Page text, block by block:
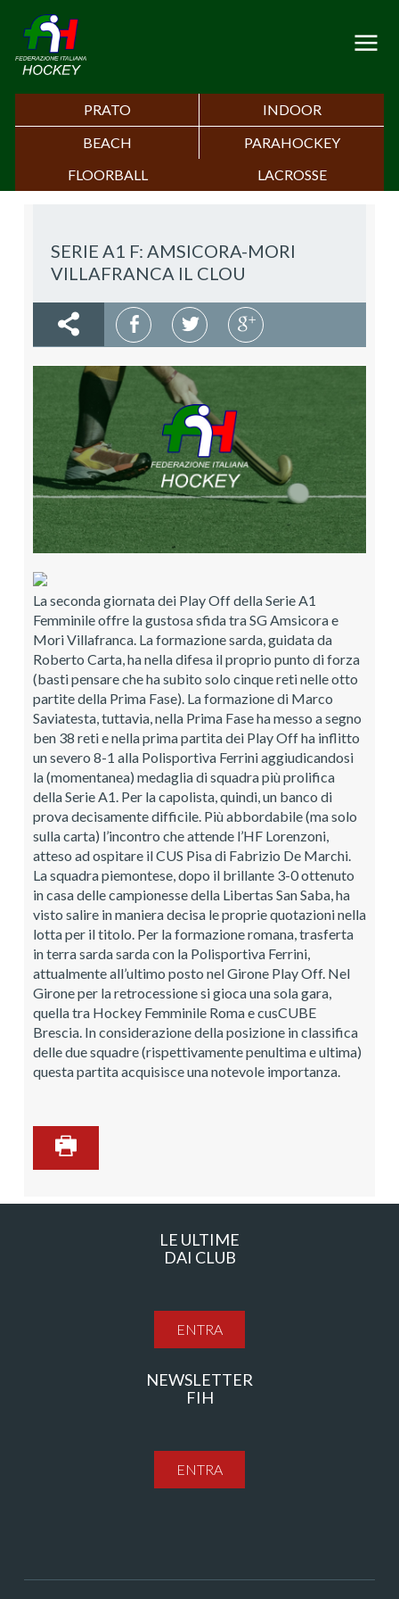
PRATO
INDOOR
BEACH
PARAHOCKEY
FLOORBALL
LACROSSE
SERIE A1 F: AMSICORA-MORI
VILLAFRANCA IL CLOU
La seconda giornata dei Play Off della Serie A1
Femminile offre la gustosa sfida tra SG Amsicora e
Mori Villafranca. La formazione sarda, guidata da
Roberto Carta, ha nella difesa il proprio punto di forza
(basti pensare che ha subito solo cinque reti nelle otto
partite della Prima Fase). La formazione di Marco
Saviatesta, tuttavia, nella Prima Fase ha messo a segno
ben 38 reti e nella prima partita dei Play Off ha inflitto
un severo 8-1 alla Polisportiva Ferrini aggiudicandosi
la (momentanea) medaglia di squadra più prolifica
della Serie A1. Per la capolista, quindi, un banco di
prova decisamente difficile. Più abbordabile (ma solo
sulla carta) l’incontro che attende l’HF Lorenzoni,
atteso ad ospitare il CUS Pisa di Fabrizio De Marchi.
La squadra piemontese, dopo il brillante 3-0 ottenuto
in casa delle campionesse della Libertas San Saba, ha
visto salire in maniera decisa le proprie quotazioni nella
lotta per il titolo. Per la formazione romana, trasferta
in terra sarda sarda con la Polisportiva Ferrini,
attualmente all’ultimo posto nel Girone Play Off. Nel
Girone per la retrocessione si gioca una sola gara,
quella tra Hockey Femminile Roma e cusCUBE
Brescia. In considerazione della posizione in classifica
delle due squadre (rispettivamente penultima e ultima)
questa partita acquisisce una notevole importanza.
LE ULTIME
DAI CLUB
ENTRA
NEWSLETTER
FIH
ENTRA